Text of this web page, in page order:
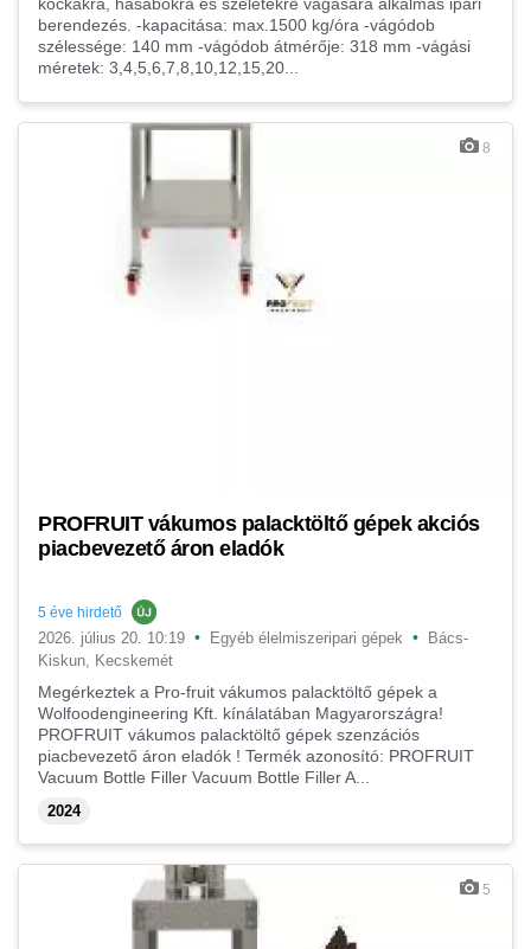
kockákra, hasábokra és szeletekre vágására alkalmas ipari
berendezés. -kapacitása: max.1500 kg/óra -vágódob
szélessége: 140 mm -vágódob átmérője: 318 mm -vágási
méretek: 3,4,5,6,7,8,10,12,15,20...
8
PROFRUIT vákumos palacktöltő gépek akciós
piacbevezető áron eladók
5 éve hirdető
2026. július 20. 10:19 • Egyéb élelmiszeripari gépek • Bács-
Kiskun, Kecskemét
Megérkeztek a Pro-fruit vákumos palacktöltő gépek a
Wolfoodengineering Kft. kínálatában Magyarországra!
PROFRUIT vákumos palacktöltő gépek szenzációs
piacbevezető áron eladók ! Termék azonosító: PROFRUIT
Vacuum Bottle Filler Vacuum Bottle Filler A...
2024
5